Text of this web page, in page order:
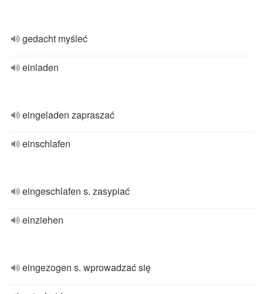
gedacht myśleć
einladen
eingeladen zapraszać
einschlafen
eingeschlafen s. zasypiać
einziehen
eingezogen s. wprowadzać się